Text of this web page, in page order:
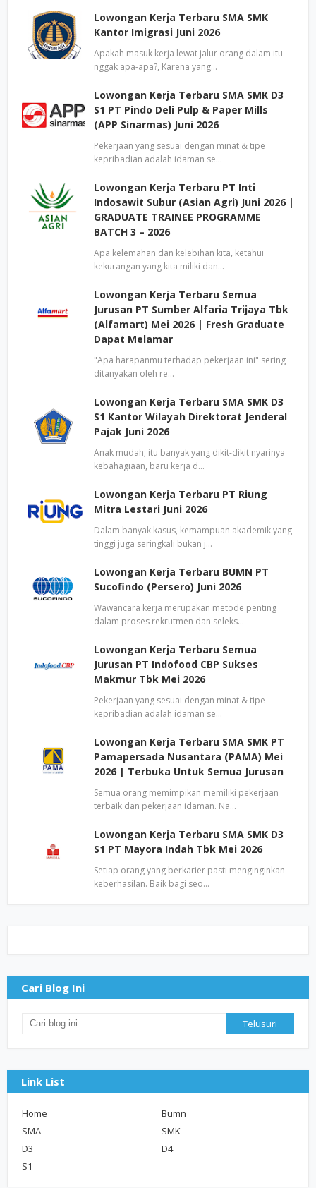
Lowongan Kerja Terbaru SMA SMK
Kantor Imigrasi Juni 2026
Apakah masuk kerja lewat jalur orang dalam itu
nggak apa-apa?, Karena yang…
Lowongan Kerja Terbaru SMA SMK D3
S1 PT Pindo Deli Pulp & Paper Mills
(APP Sinarmas) Juni 2026
Pekerjaan yang sesuai dengan minat & tipe
kepribadian adalah idaman se…
Lowongan Kerja Terbaru PT Inti
Indosawit Subur (Asian Agri) Juni 2026 |
GRADUATE TRAINEE PROGRAMME
BATCH 3 – 2026
Apa kelemahan dan kelebihan kita, ketahui
kekurangan yang kita miliki dan…
Lowongan Kerja Terbaru Semua
Jurusan PT Sumber Alfaria Trijaya Tbk
(Alfamart) Mei 2026 | Fresh Graduate
Dapat Melamar
"Apa harapanmu terhadap pekerjaan ini" sering
ditanyakan oleh re…
Lowongan Kerja Terbaru SMA SMK D3
S1 Kantor Wilayah Direktorat Jenderal
Pajak Juni 2026
Anak mudah; itu banyak yang dikit-dikit nyarinya
kebahagiaan, baru kerja d…
Lowongan Kerja Terbaru PT Riung
Mitra Lestari Juni 2026
Dalam banyak kasus, kemampuan akademik yang
tinggi juga seringkali bukan j…
Lowongan Kerja Terbaru BUMN PT
Sucofindo (Persero) Juni 2026
Wawancara kerja merupakan metode penting
dalam proses rekrutmen dan seleks…
Lowongan Kerja Terbaru Semua
Jurusan PT Indofood CBP Sukses
Makmur Tbk Mei 2026
Pekerjaan yang sesuai dengan minat & tipe
kepribadian adalah idaman se…
Lowongan Kerja Terbaru SMA SMK PT
Pamapersada Nusantara (PAMA) Mei
2026 | Terbuka Untuk Semua Jurusan
Semua orang memimpikan memiliki pekerjaan
terbaik dan pekerjaan idaman. Na…
Lowongan Kerja Terbaru SMA SMK D3
S1 PT Mayora Indah Tbk Mei 2026
Setiap orang yang berkarier pasti menginginkan
keberhasilan. Baik bagi seo…
Cari Blog Ini
Link List
Home
Bumn
SMA
SMK
D3
D4
S1